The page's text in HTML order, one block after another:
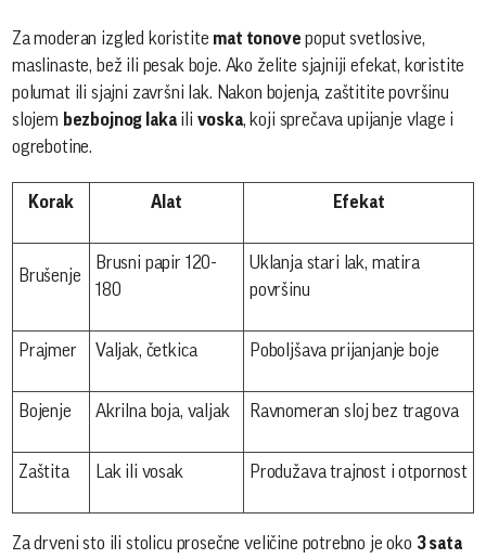
Za moderan izgled koristite mat tonove poput svetlosive,
maslinaste, bež ili pesak boje. Ako želite sjajniji efekat, koristite
polumat ili sjajni završni lak. Nakon bojenja, zaštitite površinu
slojem bezbojnog lakaili voska, koji sprečava upijanje vlage i
ogrebotine.
Korak Alat Efekat
Brušenje
Brusni papir 120-
180
Uklanja stari lak, matira
površinu
Prajmer Valjak, četkica Poboljšava prijanjanje boje
Bojenje Akrilna boja, valjak Ravnomeran sloj bez tragova
Zaštita Lak ili vosak Produžava trajnost i otpornost
Za drveni sto ili stolicu prosečne veličine potrebno je oko 3 sata